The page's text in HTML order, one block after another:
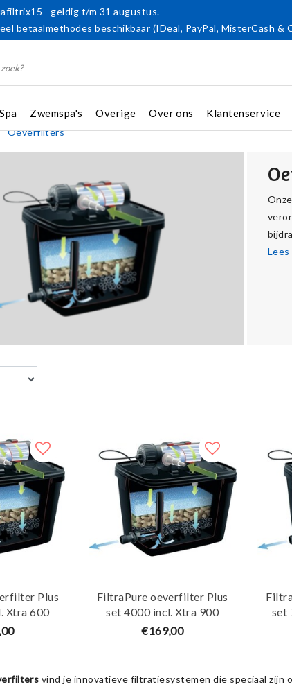
- geldig t/m 31 augustus.
betaalmethodes beschikbaar (IDeal, PayPal, MisterCash &
Zwemspa's Overige Over ons Klantenservice
Oeverfilters
Lees
Plus
Xtra 600
UVC 5W -
FiltraPure oeverfilter Plus
set 4000 incl. Xtra 900
vijverpomp en UVC 9W -
€169,00
set
vind je innovatieve filtratiesystemen die speciaal zijn